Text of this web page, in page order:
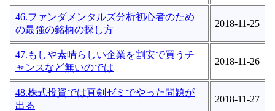
46.ファンダメンタルズ分析初心者のため
の最強の銘柄の探し方
2018-11-25
47.もしや素晴らしい企業を割安で買うチ
ャンスなど無いのでは
2018-11-26
48.株式投資では真剣ゼミでやった問題が
出る
2018-11-27